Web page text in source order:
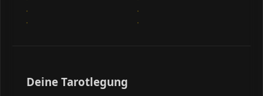
Deine Tarotlegung